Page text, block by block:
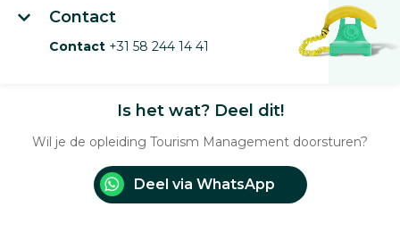
Contact
Contact +31 58 244 14 41
Is het wat? Deel dit!
Wil je de opleiding Tourism Management doorsturen?
Deel via WhatsApp